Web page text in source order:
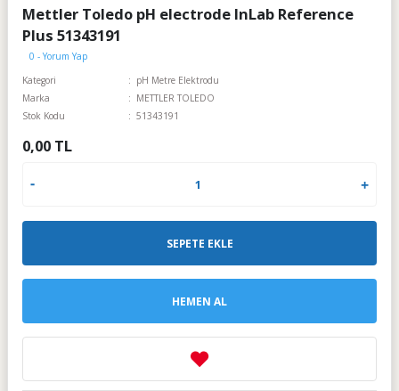
Mettler Toledo pH electrode InLab Reference
Plus 51343191
0 - Yorum Yap
Kategori
pH Metre Elektrodu
Marka
METTLER TOLEDO
Stok Kodu
51343191
0,00 TL
SEPETE EKLE
HEMEN AL